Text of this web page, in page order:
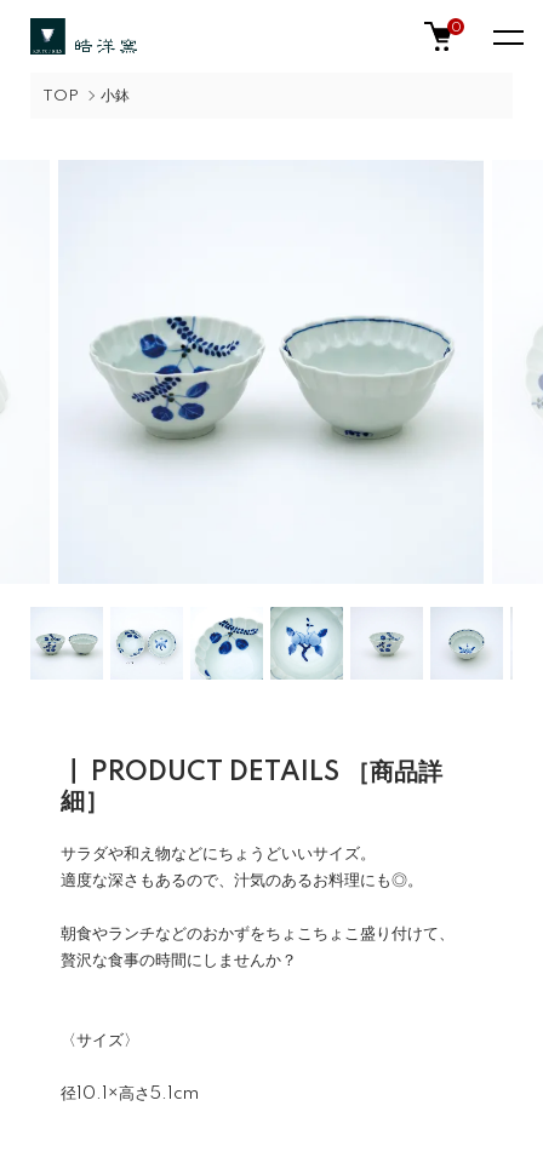
0
TOP 小鉢
┃ PRODUCT DETAILS ［商品詳
細］
サラダや和え物などにちょうどいいサイズ。
適度な深さもあるので、汁気のあるお料理にも◎。
朝食やランチなどのおかずをちょこちょこ盛り付けて、
贅沢な食事の時間にしませんか？
〈サイズ〉
径10.1×高さ5.1cm